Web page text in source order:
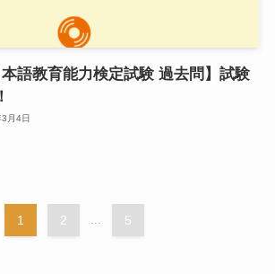
本語教育能力検定試験 過去問】試験
月4日
1 2 ... 5